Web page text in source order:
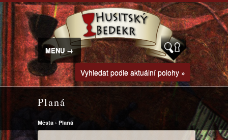
MENU →
Vyhledat podle aktuální polohy »
Planá
Města › Planá